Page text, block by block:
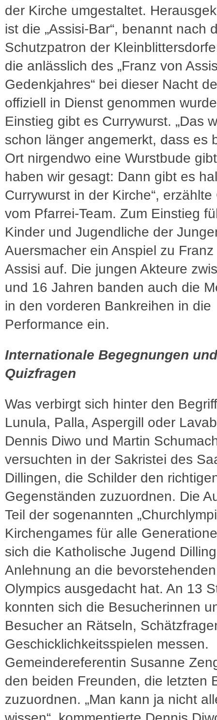
der Kirche umgestaltet.
ist die „Assisi-Bar“, benannt nach
Schutzpatron der
die anlässlich des „Franz von
Gedenkjahres“ bei dieser Nacht
offiziell in Dienst genommen
Einstieg gibt es Currywurst. „Das
schon länger angemerkt, dass es
Ort nirgendwo eine Wurstbude
haben wir gesagt: Dann gibt es
Currywurst in der Kirche“, erzählte
vom Pfarrei-Team. Zum Einstieg
Kinder und Jugendliche der
Auersmacher ein Anspiel zu
Assisi auf. Die jungen Akteure
und 16 Jahren banden auch die
in den vorderen Bankreihen in die
Performance ein.
Internationale Begegnungen und
Quizfragen
Was verbirgt sich hinter den
Lunula, Palla, Aspergill oder
Dennis Diwo und Martin
versuchten in der Sakristei des
Dillingen, die Schilder den
Gegenständen zuzuordnen. Die
Teil der sogenannten
Kirchengames für alle
sich die Katholische Jugend
Anlehnung an die
Olympics ausgedacht hat. An 13
konnten sich die Besucherinnen
Besucher an Rätseln,
Geschicklichkeitsspielen messen.
Gemeindereferentin Susanne
den beiden Freunden, die letzten
zuzuordnen. „Man kann ja nicht